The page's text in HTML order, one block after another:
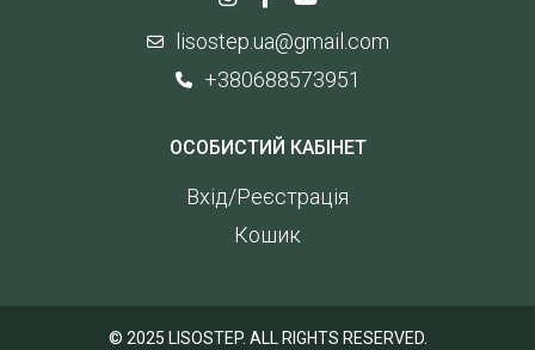
lisostep.ua@gmail.com
+380688573951
ОСОБИСТИЙ КАБІНЕТ
Вхід/Реєстрація
Кошик
© 2025 LISOSTEP. ALL RIGHTS RESERVED.